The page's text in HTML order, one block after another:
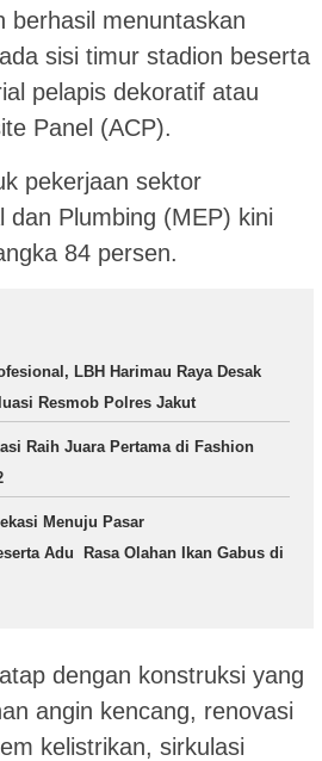
berhasil menuntaskan
sisi timur stadion beserta
pelapis dekoratif atau
Panel (ACP).
pekerjaan sektor
dan Plumbing (MEP) kini
84 persen.
LBH Harimau Raya Desak
Resmob Polres Jakut
Raih Juara Pertama di Fashion
Menuju Pasar
Adu Rasa Olahan Ikan Gabus di
dengan konstruksi yang
angin kencang, renovasi
kelistrikan, sirkulasi